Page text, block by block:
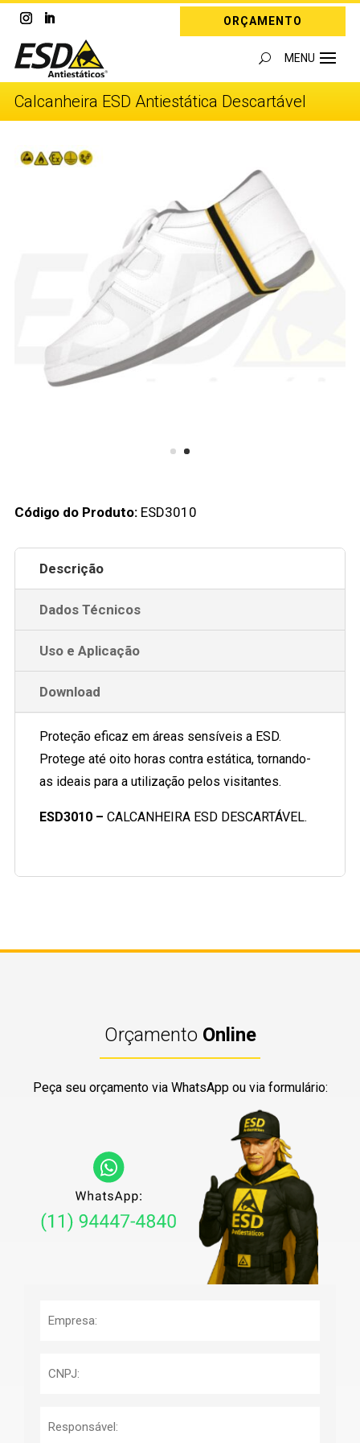
ORÇAMENTO
Calcanheira ESD Antiestática Descartável
Código do Produto: ESD3010
Descrição
Dados Técnicos
Uso e Aplicação
Download
Proteção eficaz em áreas sensíveis a ESD.
Protege até oito horas contra estática, tornando-
as ideais para a utilização pelos visitantes.
ESD3010 – CALCANHEIRA ESD DESCARTÁVEL.
Orçamento Online
Peça seu orçamento via WhatsApp ou via formulário: